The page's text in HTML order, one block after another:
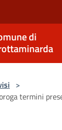
di
>
termini